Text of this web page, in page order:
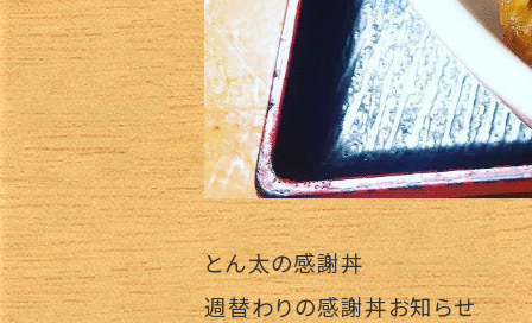
とん太の感謝丼
週替わりの感謝丼お知らせ